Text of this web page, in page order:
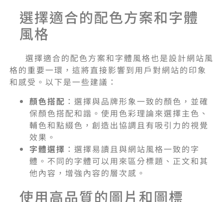
選擇適合的配色方案和字體
風格
選擇適合的配色方案和字體風格也是設計網站風
格的重要一環，這將直接影響到用戶對網站的印象
和感受。以下是一些建議：
顏色搭配 ：選擇與品牌形象一致的顏色，並確
保顏色搭配和諧。使用色彩理論來選擇主色、
輔色和點綴色，創造出協調且有吸引力的視覺
效果。
字體選擇 ：選擇易讀且與網站風格一致的字
體。不同的字體可以用來區分標題、正文和其
他內容，增強內容的層次感。
使用高品質的圖片和圖標